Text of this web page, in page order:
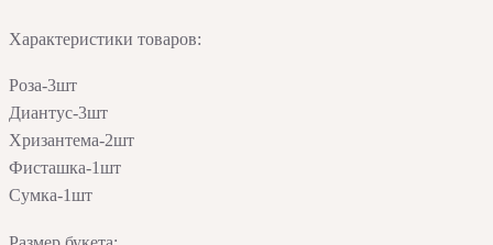
Характеристики товаров:
Роза-3шт
Диантус-3шт
Хризантема-2шт
Фисташка-1шт
Сумка-1шт